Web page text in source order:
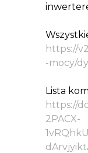
https://
-mocy/
Lista
https://
2PACX-